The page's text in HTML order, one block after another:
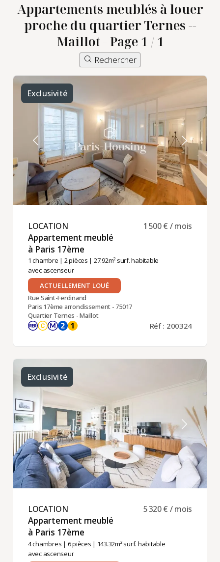
Appartements meublés à louer
proche du quartier Ternes --
Maillot - Page 1 / 1
Rechercher
Exclusivité
LOCATION ​
Appartement meublé
à Paris 17ème ​
1 chambre | 2 pièces | 27.92m² surf. habitable
avec ascenseur
1 500 € / mois
ACTUELLEMENT LOUÉ
Rue Saint-Ferdinand
Paris 17ème arrondissement - 75017
Quartier Ternes - Maillot
Réf : 200324
Exclusivité
LOCATION ​
Appartement meublé
à Paris 17ème ​
4 chambres | 6 pièces | 143.32m² surf. habitable
avec ascenseur
5 320 € / mois